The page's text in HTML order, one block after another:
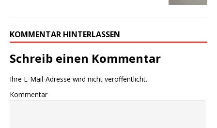
KOMMENTAR HINTERLASSEN
Schreib einen Kommentar
Ihre E-Mail-Adresse wird nicht veröffentlicht.
Kommentar